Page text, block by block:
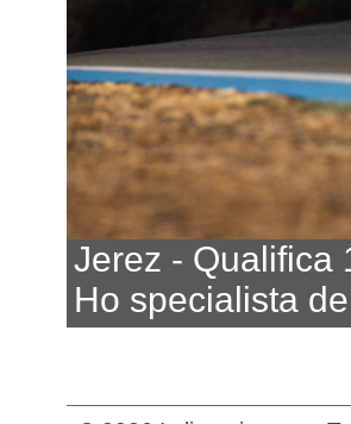
Jerez - Qualifica
Ho specialista